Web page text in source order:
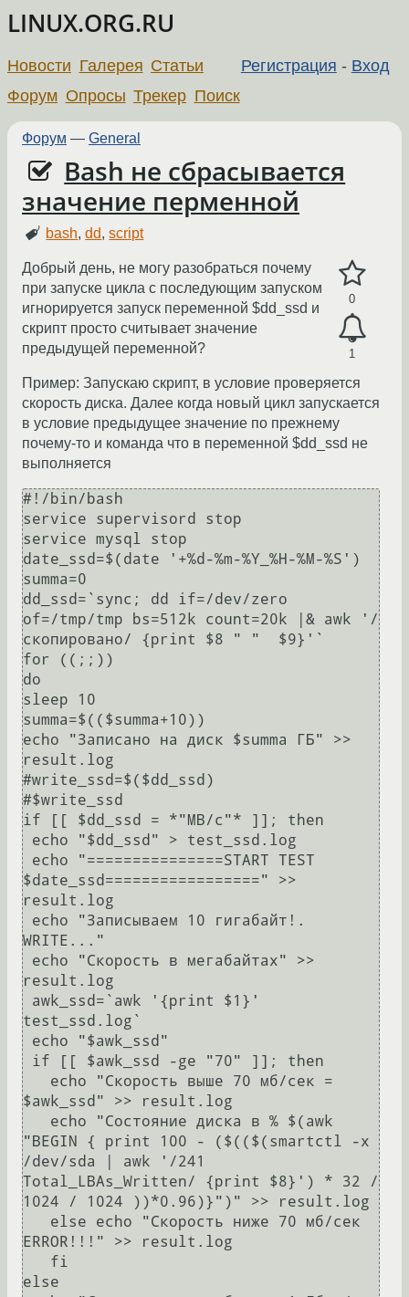
LINUX.ORG.RU
Регистрация - Вход
Новости Галерея Статьи
Форум Опросы Трекер Поиск
Форум — General
Bash не сбрасывается
значение перменной
bash,dd,script
0
1
Добрый день, не могу разобраться почему
при запуске цикла с последующим запуском
игнорируется запуск переменной $dd_ssd и
скрипт просто считывает значение
предыдущей переменной?
Пример: Запускаю скрипт, в условие проверяется
скорость диска. Далее когда новый цикл запускается
в условие предыдущее значение по прежнему
почему-то и команда что в переменной $dd_ssd не
выполняется
#!/bin/bash
service supervisord stop
service mysql stop
date_ssd=$(date '+%d-%m-%Y_%H-%M-%S')
summa=0
dd_ssd=`sync; dd if=/dev/zero
of=/tmp/tmp bs=512k count=20k |& awk '/
скопировано/ {print $8 " "  $9}'`
for ((;;))
do
sleep 10
summa=$(($summa+10))
echo "Записано на диск $summa ГБ" >>
result.log
#write_ssd=$($dd_ssd)
#$write_ssd
if [[ $dd_ssd = *"MB/c"* ]]; then
$date_ssd=================" >>
result.log
WRITE..."
result.log
test_ssd.log`
$awk_ssd" >> result.log
"BEGIN { print 100 - ($(($(smartctl -x
/dev/sda | awk '/241
Total_LBAs_Written/ {print $8}') * 32 /
1024 / 1024 ))*0.96)}")" >> result.log
ERROR!!!" >> result.log
else